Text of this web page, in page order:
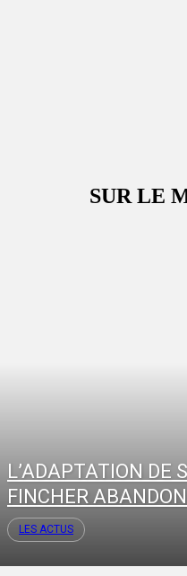
SUR LE
L’ADAPTATION DE
FINCHER
LES ACTUS